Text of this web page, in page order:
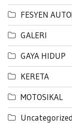
FESYEN
GALERI
GAYA HIDUP
KERETA
MOTOSIKAL
Uncategorized